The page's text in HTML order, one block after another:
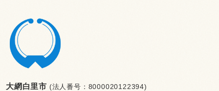
大網白里市 (法人番号：8000020122394)